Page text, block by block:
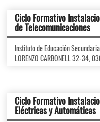
Ciclo Formativo
de Telecomunicaciones
Instituto de Educación Secundaria
LORENZO CARBONELL 32-34,
Ciclo Formativo
Eléctricas y Automáticas